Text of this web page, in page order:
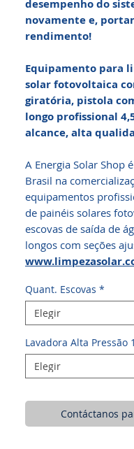
desempenho do
novamente e,
rendimento!
Equipamento para
solar fotovoltaica
giratória, pistola
longo profissional
alcance, alta
A Energia Solar Shop
Brasil na
equipamentos
de painéis solares
escovas de saída de
longos com seções
Quant. Escovas *
Elegir
Lavadora Alta Pressão
Elegir
Contáctanos